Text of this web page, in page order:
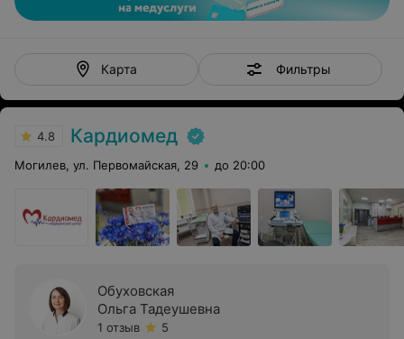
Карта Фильтры
4.8 Кардиомед
Могилев, ул. Первомайская, 29 до 20:00
Обуховская
Ольга Тадеушевна
1 отзыв
5